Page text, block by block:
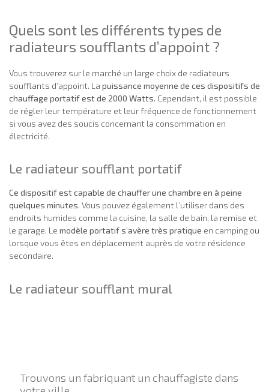
Quels sont les différents types de
radiateurs soufflants d’appoint ?
Vous trouverez sur le marché un large choix de radiateurs
soufflants d’appoint. La puissance moyenne de ces dispositifs de
chauffage portatif est de 2000 Watts. Cependant, il est possible
de régler leur température et leur fréquence de fonctionnement
si vous avez des soucis concernant la consommation en
électricité.
Le radiateur soufflant portatif
Ce dispositif est capable de chauffer une chambre en à peine
quelques minutes. Vous pouvez également l’utiliser dans des
endroits humides comme la cuisine, la salle de bain, la remise et
le garage. Le modèle portatif s’avère très pratique en camping ou
lorsque vous êtes en déplacement auprès de votre résidence
secondaire.
Le radiateur soufflant mural
Trouvons un fabriquant un chauffagiste dans